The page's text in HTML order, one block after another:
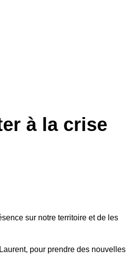
à la crise
sur notre territoire et de les
pour prendre des nouvelles